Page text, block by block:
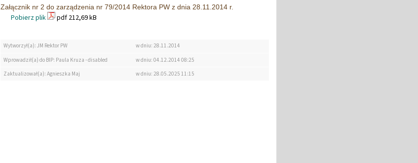
Załącznik nr 2 do zarządzenia nr 79/2014 Rektora PW z dnia 28.11.2014 r.
Pobierz plik pdf 212,69 kB
Wytworzył(a): JM Rektor PW
w dniu: 28.11.2014
Wprowadził(a) do BIP: Paula Kruza - disabled
w dniu: 04.12.2014 08:25
Zaktualizował(a): Agnieszka Maj
w dniu: 28.05.2025 11:15